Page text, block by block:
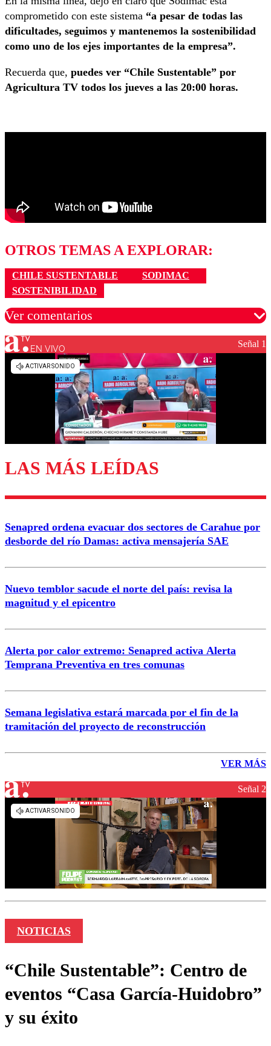
comprometido con este sistema “a pesar de todas las
dificultades, seguimos y mantenemos la sostenibilidad
como uno de los ejes importantes de la empresa”.
Recuerda que, puedes ver “Chile Sustentable” por
Agricultura TV todos los jueves a las 20:00 horas.
OTROS TEMAS A EXPLORAR:
CHILE SUSTENTABLE
SODIMAC
SOSTENIBILIDAD
Ver comentarios
Los comentarios son moderados para garantizar un
diálogo respetuoso.
Enviar comentario
EN VIVO Señal 1
LAS MÁS LEÍDAS
Senapred ordena evacuar dos sectores de Carahue por
desborde del río Damas: activa mensajería SAE
Nuevo temblor sacude el norte del país: revisa la
magnitud y el epicentro
Alerta por calor extremo: Senapred activa Alerta
Temprana Preventiva en tres comunas
Semana legislativa estará marcada por el fin de la
tramitación del proyecto de reconstrucción
VER MÁS
Señal 2
NOTICIAS
“Chile Sustentable”: Centro de
eventos “Casa García-Huidobro”
y su éxito